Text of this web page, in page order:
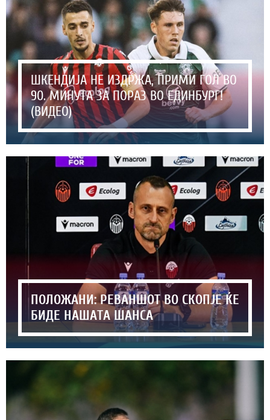
ШКЕНДИЈА НЕ ИЗДРЖА, ПРИМИ ГОЛ ВО
90. МИНУТА ЗА ПОРАЗ ВО ЕДИНБУРГ!
(ВИДЕО)
ПОЛОЖАНИ: РЕВАНШОТ ВО СКОПЈЕ ЌЕ
БИДЕ НАШАТА ШАНСА